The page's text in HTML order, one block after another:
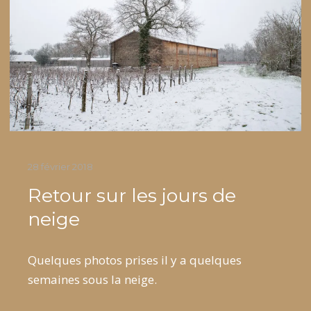
Ce vendredi 13 avril, à partir de 18h30 venez
déguster nos vins au bistrot d’Olive à Cazères.
28 février 2018
Retour sur les jours de
neige
Quelques photos prises il y a quelques
semaines sous la neige.